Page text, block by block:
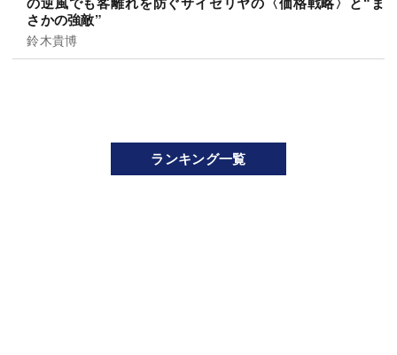
さかの強敵”
鈴木貴博
ランキング一覧